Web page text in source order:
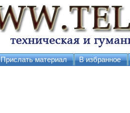
Прислать материал В избранное